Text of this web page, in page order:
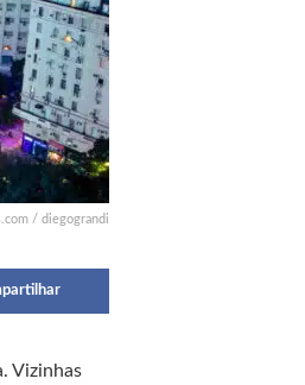
/ diegograndi
Vizinhas